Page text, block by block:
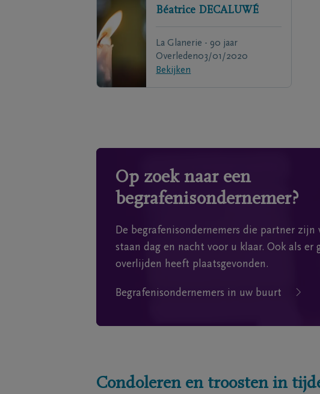
Béatrice DECALUWÉ
La Glanerie - 90 jaar
Overleden03/01/2020
Bekijken
Op zoek naar een
begrafenisondernemer?
De begrafenisondernemers die partner zijn
staan dag en nacht voor u klaar. Ook als er
overlijden heeft plaatsgevonden.
Begrafenisondernemers in uw buurt
Condoleren en troosten in